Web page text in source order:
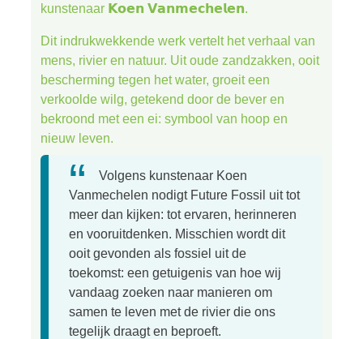
kunstenaar 𝗞𝗼𝗲𝗻 𝗩𝗮𝗻𝗺𝗲𝗰𝗵𝗲𝗹𝗲𝗻.
Dit indrukwekkende werk vertelt het verhaal van
mens, rivier en natuur. Uit oude zandzakken, ooit
bescherming tegen het water, groeit een
verkoolde wilg, getekend door de bever en
bekroond met een ei: symbool van hoop en
nieuw leven.
Volgens kunstenaar Koen
Vanmechelen nodigt Future Fossil uit tot
meer dan kijken: tot ervaren, herinneren
en vooruitdenken. Misschien wordt dit
ooit gevonden als fossiel uit de
toekomst: een getuigenis van hoe wij
vandaag zoeken naar manieren om
samen te leven met de rivier die ons
tegelijk draagt en beproeft.